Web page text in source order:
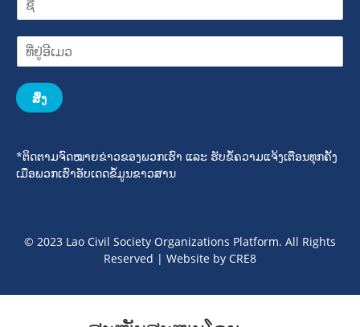
ສົ່ງ
*ຕິດຕາມຈົດໝາຍຂ່າວຂອງພວກເຮົາ ແລະ ຮັບຂໍ້ຄວາມແຈ້ງເຕືອນທຸກຄັ້ງ
ເມື່ອພວກເຮົາອັບເດດຂໍ້ມູນຂາວສານ
© 2023 Lao Civil Society Organizations Platform. All Rights
Reserved | Website by CRE8